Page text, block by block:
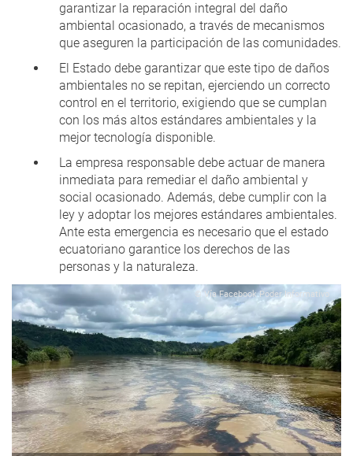
garantizar la reparación integral del daño
ambiental ocasionado, a través de mecanismos
que aseguren la participación de las comunidades.
El Estado debe garantizar que este tipo de daños
ambientales no se repitan, ejerciendo un correcto
control en el territorio, exigiendo que se cumplan
con los más altos estándares ambientales y la
mejor tecnología disponible.
La empresa responsable debe actuar de manera
inmediata para remediar el daño ambiental y
social ocasionado. Además, debe cumplir con la
ley y adoptar los mejores estándares ambientales.
Ante esta emergencia es necesario que el estado
ecuatoriano garantice los derechos de las
personas y la naturaleza.
© Vía Facebook Poder Informativo